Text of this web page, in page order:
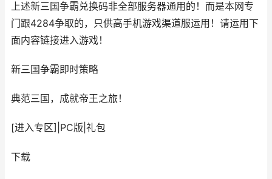
上述新三国争霸兑换码非全部服务器通用的！而是本网专
门跟4284争取的，只供高手机游戏渠道服运用！请运用下
面内容链接进入游戏！
新三国争霸即时策略
典范三国，成就帝王之旅！
[进入专区] PC版 礼包
下载